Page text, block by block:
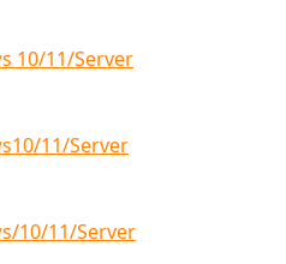
10/11/Server
11/Server
10/11/Server